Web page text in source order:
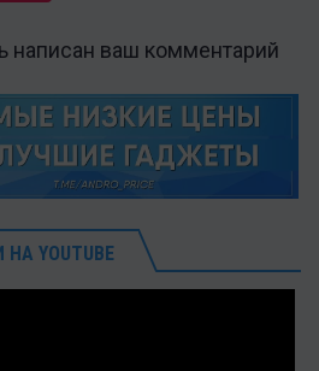
написан ваш комментарий
YOUTUBE